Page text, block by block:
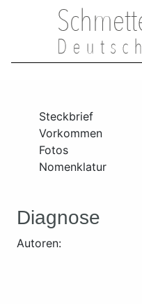
Steckbrief
Vorkommen
Fotos
Nomenklatur
Diagnose
Autoren: